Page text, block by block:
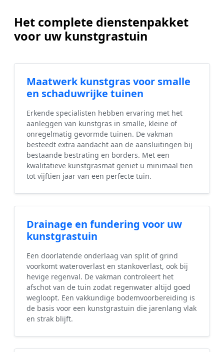
Het complete dienstenpakket
voor uw kunstgrastuin
Maatwerk kunstgras voor smalle
en schaduwrijke tuinen
Erkende specialisten hebben ervaring met het
aanleggen van kunstgras in smalle, kleine of
onregelmatig gevormde tuinen. De vakman
besteedt extra aandacht aan de aansluitingen bij
bestaande bestrating en borders. Met een
kwalitatieve kunstgrasmat geniet u minimaal tien
tot vijftien jaar van een perfecte tuin.
Drainage en fundering voor uw
kunstgrastuin
Een doorlatende onderlaag van split of grind
voorkomt wateroverlast en stankoverlast, ook bij
hevige regenval. De vakman controleert het
afschot van de tuin zodat regenwater altijd goed
wegloopt. Een vakkundige bodemvoorbereiding is
de basis voor een kunstgrastuin die jarenlang vlak
en strak blijft.